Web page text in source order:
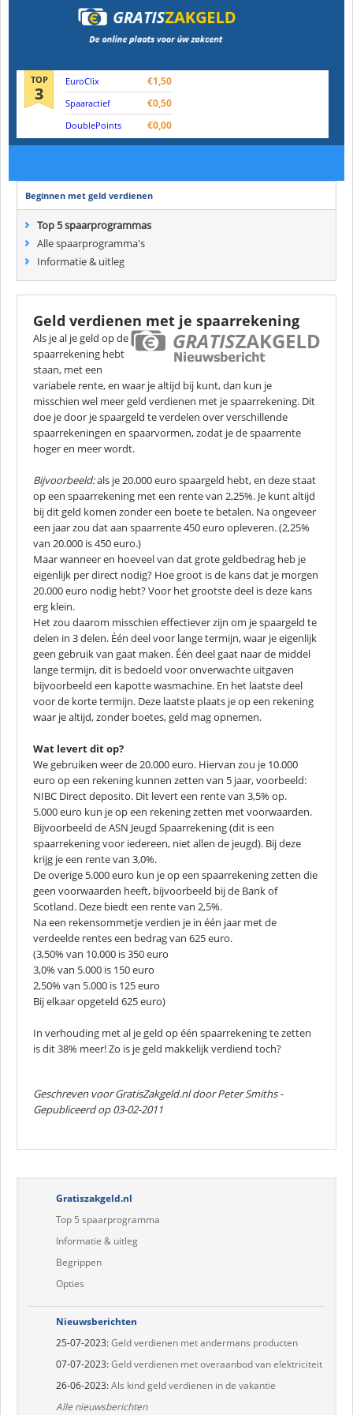
TOP
3
EuroClix €1,50
Spaaractief €0,50
DoublePoints €0,00
Beginnen met geld verdienen
Top 5 spaarprogrammas
Alle spaarprogramma's
Informatie & uitleg
Geld verdienen met je spaarrekening
Als je al je geld op de
spaarrekening hebt
staan, met een
variabele rente, en waar je altijd bij kunt, dan kun je
misschien wel meer geld verdienen met je spaarrekening. Dit
doe je door je spaargeld te verdelen over verschillende
spaarrekeningen en spaarvormen, zodat je de spaarrente
hoger en meer wordt.
Bijvoorbeeld:als je 20.000 euro spaargeld hebt, en deze staat
op een spaarrekening met een rente van 2,25%. Je kunt altijd
bij dit geld komen zonder een boete te betalen. Na ongeveer
een jaar zou dat aan spaarrente 450 euro opleveren. (2,25%
van 20.000 is 450 euro.)
Maar wanneer en hoeveel van dat grote geldbedrag heb je
eigenlijk per direct nodig? Hoe groot is de kans dat je morgen
20.000 euro nodig hebt? Voor het grootste deel is deze kans
erg klein.
Het zou daarom misschien effectiever zijn om je spaargeld te
delen in 3 delen. Één deel voor lange termijn, waar je eigenlijk
geen gebruik van gaat maken. Één deel gaat naar de middel
lange termijn, dit is bedoeld voor onverwachte uitgaven
bijvoorbeeld een kapotte wasmachine. En het laatste deel
voor de korte termijn. Deze laatste plaats je op een rekening
waar je altijd, zonder boetes, geld mag opnemen.
Wat levert dit op?
We gebruiken weer de 20.000 euro. Hiervan zou je 10.000
euro op een rekening kunnen zetten van 5 jaar, voorbeeld:
NIBC Direct deposito. Dit levert een rente van 3,5% op.
5.000 euro kun je op een rekening zetten met voorwaarden.
Bijvoorbeeld de ASN Jeugd Spaarrekening (dit is een
spaarrekening voor iedereen, niet allen de jeugd). Bij deze
krijg je een rente van 3,0%.
De overige 5.000 euro kun je op een spaarrekening zetten die
geen voorwaarden heeft, bijvoorbeeld bij de Bank of
Scotland. Deze biedt een rente van 2,5%.
Na een rekensommetje verdien je in één jaar met de
verdeelde rentes een bedrag van 625 euro.
(3,50% van 10.000 is 350 euro
3,0% van 5.000 is 150 euro
2,50% van 5.000 is 125 euro
Bij elkaar opgeteld 625 euro)
In verhouding met al je geld op één spaarrekening te zetten
is dit 38% meer! Zo is je geld makkelijk verdiend toch?
Geschreven voor GratisZakgeld.nl doorPeter Smiths-
Gepubliceerd op 03-02-2011
Gratiszakgeld.nl
Top 5 spaarprogramma
Informatie & uitleg
Begrippen
Opties
Nieuwsberichten
25-07-2023:Geld verdienen met andermans producten
07-07-2023:Geld verdienen met overaanbod van elektriciteit
26-06-2023:Als kind geld verdienen in de vakantie
Alle nieuwsberichten